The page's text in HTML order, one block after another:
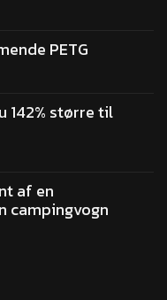
PETG
142% større til
af en
campingvogn